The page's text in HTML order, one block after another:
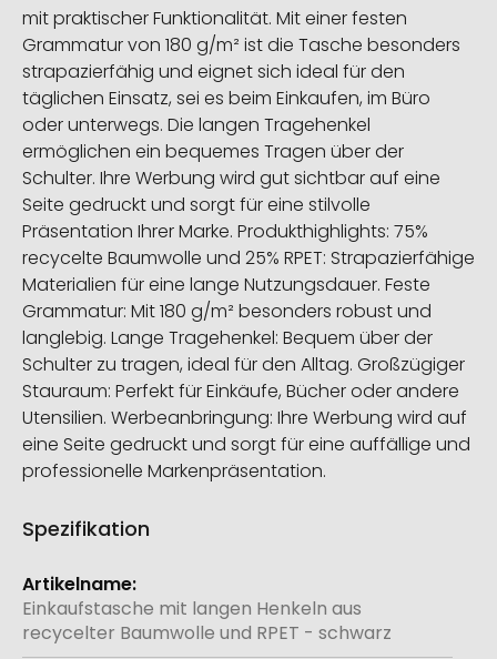
mit praktischer Funktionalität. Mit einer festen
Grammatur von 180 g/m² ist die Tasche besonders
strapazierfähig und eignet sich ideal für den
täglichen Einsatz, sei es beim Einkaufen, im Büro
oder unterwegs. Die langen Tragehenkel
ermöglichen ein bequemes Tragen über der
Schulter. Ihre Werbung wird gut sichtbar auf eine
Seite gedruckt und sorgt für eine stilvolle
Präsentation Ihrer Marke. Produkthighlights: 75%
recycelte Baumwolle und 25% RPET: Strapazierfähige
Materialien für eine lange Nutzungsdauer. Feste
Grammatur: Mit 180 g/m² besonders robust und
langlebig. Lange Tragehenkel: Bequem über der
Schulter zu tragen, ideal für den Alltag. Großzügiger
Stauraum: Perfekt für Einkäufe, Bücher oder andere
Utensilien. Werbeanbringung: Ihre Werbung wird auf
eine Seite gedruckt und sorgt für eine auffällige und
professionelle Markenpräsentation.
Spezifikation
Weitere
Informationen
Einkaufstasche mit langen Henkeln aus
recycelter Baumwolle und RPET - schwarz